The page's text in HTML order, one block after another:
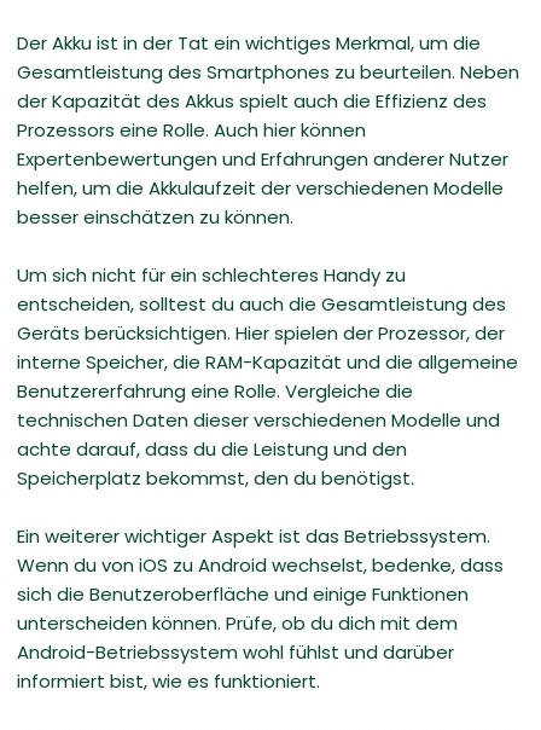
Der Akku ist in der Tat ein wichtiges Merkmal, um die
Gesamtleistung des Smartphones zu beurteilen. Neben
der Kapazität des Akkus spielt auch die Effizienz des
Prozessors eine Rolle. Auch hier können
Expertenbewertungen und Erfahrungen anderer Nutzer
helfen, um die Akkulaufzeit der verschiedenen Modelle
besser einschätzen zu können.
Um sich nicht für ein schlechteres Handy zu
entscheiden, solltest du auch die Gesamtleistung des
Geräts berücksichtigen. Hier spielen der Prozessor, der
interne Speicher, die RAM-Kapazität und die allgemeine
Benutzererfahrung eine Rolle. Vergleiche die
technischen Daten dieser verschiedenen Modelle und
achte darauf, dass du die Leistung und den
Speicherplatz bekommst, den du benötigst.
Ein weiterer wichtiger Aspekt ist das Betriebssystem.
Wenn du von iOS zu Android wechselst, bedenke, dass
sich die Benutzeroberfläche und einige Funktionen
unterscheiden können. Prüfe, ob du dich mit dem
Android-Betriebssystem wohl fühlst und darüber
informiert bist, wie es funktioniert.